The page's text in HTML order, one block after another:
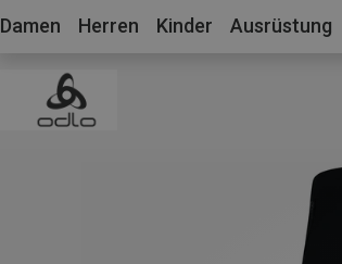
Damen Herren Kinder Ausrüstung